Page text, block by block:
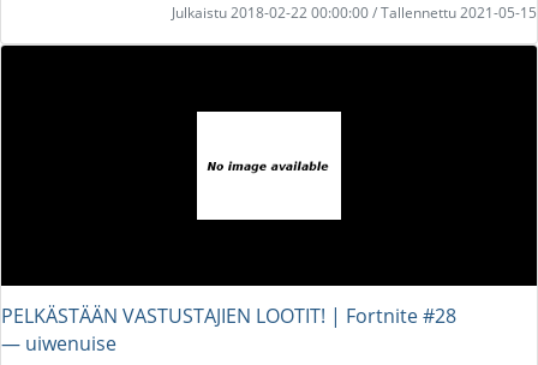
Julkaistu 2018-02-22 00:00:00 / Tallennettu 2021-05-15
PELKÄSTÄÄN VASTUSTAJIEN LOOTIT! | Fortnite #28
― uiwenuise